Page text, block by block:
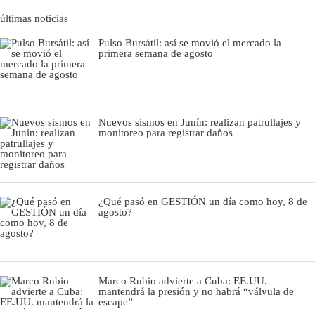
últimas noticias
Pulso Bursátil: así se movió el mercado la
primera semana de agosto
Nuevos sismos en Junín: realizan patrullajes y
monitoreo para registrar daños
¿Qué pasó en GESTIÓN un día como hoy, 8 de
agosto?
Marco Rubio advierte a Cuba: EE.UU.
mantendrá la presión y no habrá “válvula de
escape”